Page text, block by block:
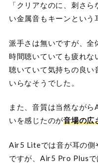
「クリアなのに、刺さ
い金属音もキーンという
派手さは無いですが、全
時間聴いていても疲れな
聴いていて気持ちの良い
いらなそうでした。
また、音質は当然なが
いを感じたのが音場の広
Air5 Liteでは音が耳の側
ですが、Air5 Pro Plus